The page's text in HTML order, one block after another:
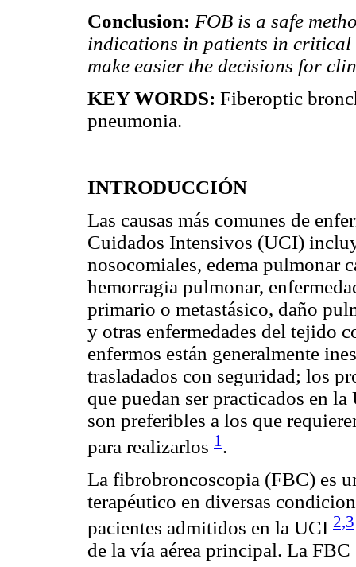
Conclusion: FOB is a safe
indications in patients in critical
make easier the decisions for
KEY WORDS: Fiberoptic
pneumonia.
INTRODUCCIÓN
Las causas más comunes de
Cuidados Intensivos (UCI)
nosocomiales, edema pulmonar
hemorragia pulmonar,
primario o metastásico, daño
y otras enfermedades del tejido
enfermos están generalmente
trasladados con seguridad; los
que puedan ser practicados en
son preferibles a los que
para realizarlos 1 .
La fibrobroncoscopia (FBC) es
terapéutico en diversas
pacientes admitidos en la UCI 2,3
de la vía aérea principal. La